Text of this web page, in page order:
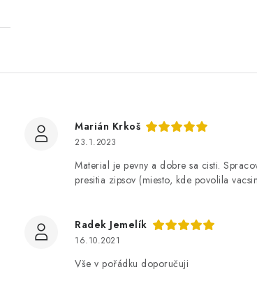
Marián Krkoš
23.1.2023
Material je pevny a dobre sa cisti.
presitia zipsov (miesto, kde povolila
Radek Jemelík
16.10.2021
Vše v pořádku doporučuji